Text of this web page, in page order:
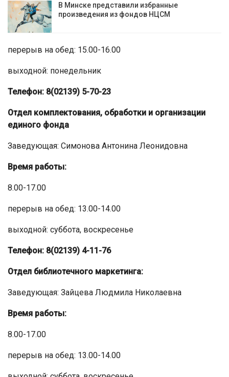
В Минске представили избранные
произведения из фондов НЦСМ
перерыв на обед: 15.00-16.00
выходной: понедельник
Телефон: 8(02139) 5-70-23
Отдел комплектования, обработки и организации
единого фонда
Заведующая: Симонова Антонина Леонидовна
Время работы:
8.00-17.00
перерыв на обед: 13.00-14.00
выходной: суббота, воскресенье
Телефон: 8(02139) 4-11-76
Отдел библиотечного маркетинга:
Заведующая: Зайцева Людмила Николаевна
Время работы:
8.00-17.00
перерыв на обед: 13.00-14.00